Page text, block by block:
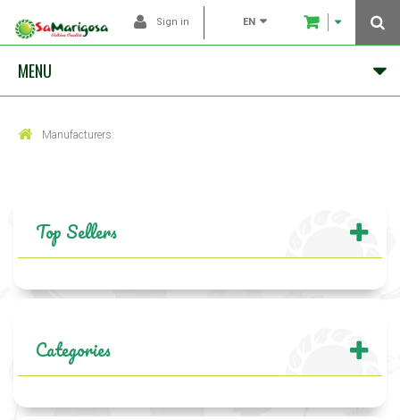
Sign in EN
MENU
Manufacturers:
Top Sellers
Categories